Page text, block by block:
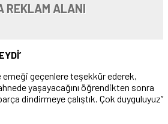
REKLAM ALANI
emeği geçenlere teşekkür ederek,
yaşayacağını öğrendikten sonra
dindirmeye çalıştık. Çok duyguluyuz”